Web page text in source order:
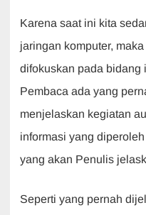
Karena saat ini kita
jaringan komputer,
difokuskan pada bidang
Pembaca ada yang
menjelaskan kegiatan
informasi yang
yang akan Penulis
Seperti yang pernah